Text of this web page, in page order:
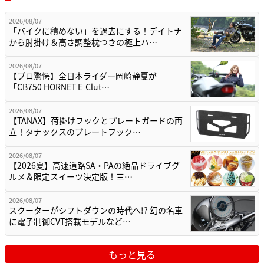
2026/08/07
「バイクに積めない」を過去にする！デイトナ
から肘掛け＆高さ調整枕つきの極上ハ…
2026/08/07
【プロ驚愕】全日本ライダー岡崎静夏が
「CB750 HORNET E-Clut…
2026/08/07
【TANAX】荷掛けフックとプレートガードの両
立！タナックスのプレートフック…
2026/08/07
【2026夏】高速道路SA・PAの絶品ドライブグ
ルメ＆限定スイーツ決定版！三…
2026/08/07
スクーターがシフトダウンの時代へ!? 幻の名車
に電子制御CVT搭載モデルなど…
もっと見る